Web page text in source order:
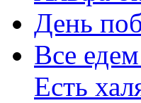
День
Все
Есть